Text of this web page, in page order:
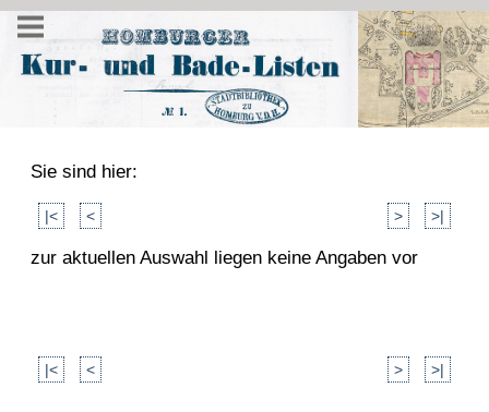
Sie sind hier:
|< < > >|
zur aktuellen Auswahl liegen keine Angaben vor
|< < > >|